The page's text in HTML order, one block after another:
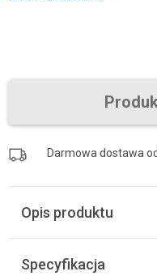
Darmowa dostawa od
Opis produktu
Specyfikacja